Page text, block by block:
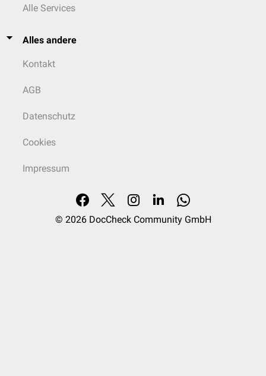
Alle Services
Alles andere
Kontakt
AGB
Datenschutz
Cookies
Impressum
© 2026 DocCheck Community GmbH